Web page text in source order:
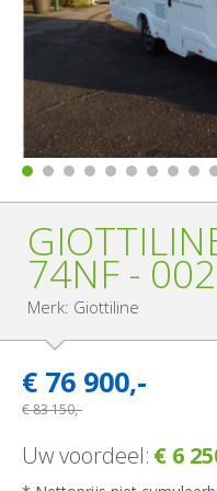
74NF -
Merk: Giottiline
€ 76 900,-
€83 150,-
Uw voordeel: € 6